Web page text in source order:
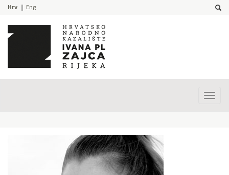
Hrv Eng